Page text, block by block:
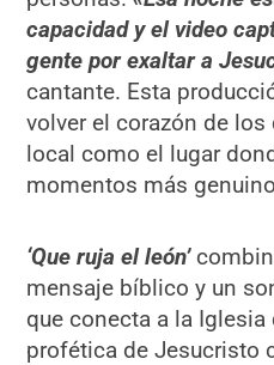
capacidad y el video
gente por exaltar a
cantante. Esta
volver el corazón de
local como el lugar
momentos más
‘Que ruja el león’
mensaje bíblico y un
que conecta a la
profética de Jesucristo